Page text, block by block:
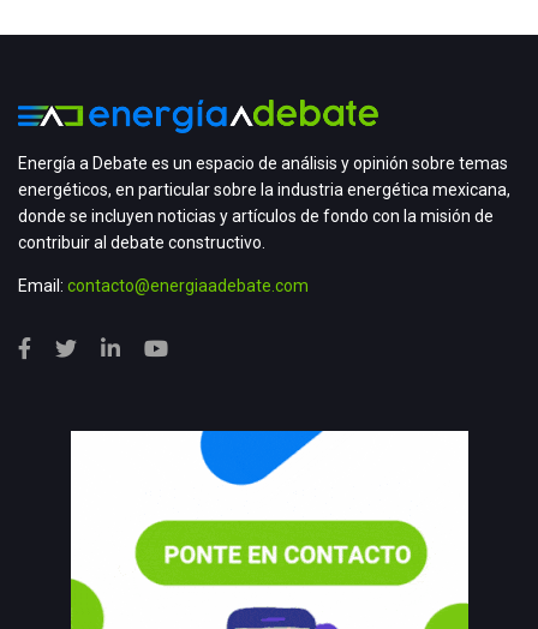
Energía a Debate es un espacio de análisis y opinión sobre temas
energéticos, en particular sobre la industria energética mexicana,
donde se incluyen noticias y artículos de fondo con la misión de
contribuir al debate constructivo.
Email: contacto@energiaadebate.com